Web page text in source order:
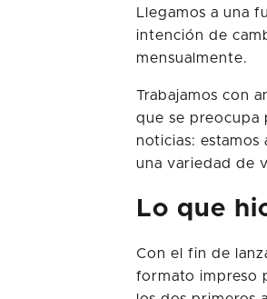
Llegamos a una
intención de
mensualmente.
Trabajamos con
que se preocupa
noticias:
una variedad de
Lo que
Con el fin de
formato impreso